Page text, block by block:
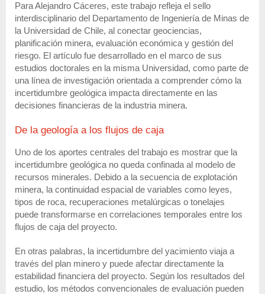
Para Alejandro Cáceres, este trabajo refleja el sello
interdisciplinario del Departamento de Ingeniería de Minas de
la Universidad de Chile, al conectar geociencias,
planificación minera, evaluación económica y gestión del
riesgo. El artículo fue desarrollado en el marco de sus
estudios doctorales en la misma Universidad, como parte de
una línea de investigación orientada a comprender cómo la
incertidumbre geológica impacta directamente en las
decisiones financieras de la industria minera.
De la geología a los flujos de caja
Uno de los aportes centrales del trabajo es mostrar que la
incertidumbre geológica no queda confinada al modelo de
recursos minerales. Debido a la secuencia de explotación
minera, la continuidad espacial de variables como leyes,
tipos de roca, recuperaciones metalúrgicas o tonelajes
puede transformarse en correlaciones temporales entre los
flujos de caja del proyecto.
En otras palabras, la incertidumbre del yacimiento viaja a
través del plan minero y puede afectar directamente la
estabilidad financiera del proyecto. Según los resultados del
estudio, los métodos convencionales de evaluación pueden